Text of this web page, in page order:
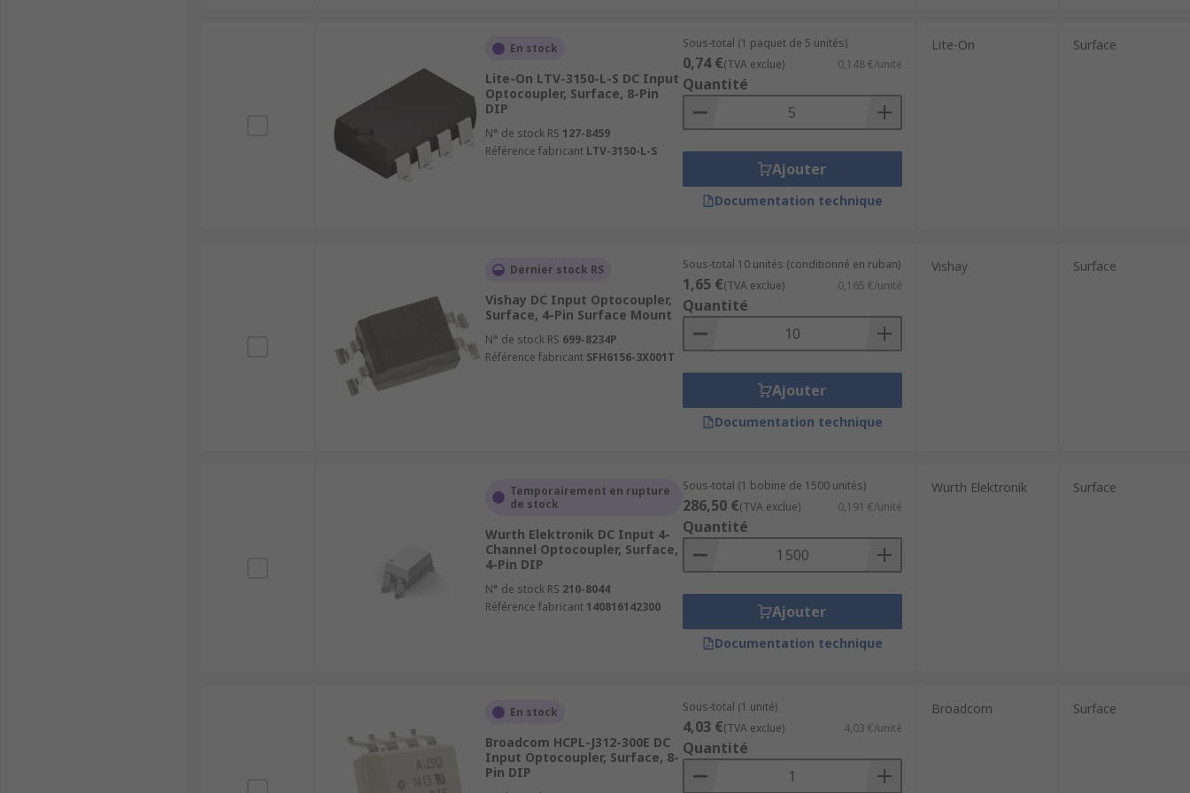
En stock
Lite-On LTV-3150-L-S DC Input
Optocoupler, Surface, 8-Pin
DIP
N° de stock RS 127-8459
Référence fabricant LTV-3150-L-S
Sous-total (1 paquet de 5 unités)
0,74 €(TVA exclue) 0,148 €/unité
Quantité
Ajouter
Documentation technique
Lite-On Surface
Dernier stock RS
Vishay DC Input Optocoupler,
Surface, 4-Pin Surface Mount
N° de stock RS 699-8234P
Référence fabricant SFH6156-3X001T
Sous-total 10 unités (conditionné en ruban)
1,65 €(TVA exclue) 0,165 €/unité
Quantité
Ajouter
Documentation technique
Vishay Surface
Temporairement en rupture
de stock
Wurth Elektronik DC Input 4-
Channel Optocoupler, Surface,
4-Pin DIP
N° de stock RS 210-8044
Référence fabricant 140816142300
Sous-total (1 bobine de 1500 unités)
286,50 €(TVA exclue) 0,191 €/unité
Quantité
Ajouter
Documentation technique
Wurth Elektronik Surface
En stock
Broadcom HCPL-J312-300E DC
Input Optocoupler, Surface, 8-
Pin DIP
Sous-total (1 unité)
4,03 €(TVA exclue) 4,03 €/unité
Quantité
Broadcom Surface